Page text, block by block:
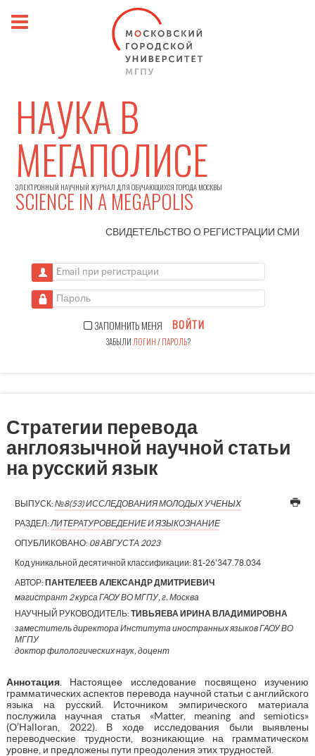
НАУКА В
МЕГАПОЛИСЕ
ЭЛЕКТРОННЫЙ НАУЧНЫЙ ЖУРНАЛ ДЛЯ ОБУЧАЮЩИХСЯ ГОРОДА МОСКВЫ
SCIENCE IN A MEGAPOLIS
СВИДЕТЕЛЬСТВО О РЕГИСТРАЦИИСМИ
Email при регистрации
Пароль
ЗАПОМНИТЬ МЕНЯ ВОЙТИ
ЗАБЫЛИ ЛОГИН/ПАРОЛЬ?
Стратегии перевода
англоязычной научной статьи
на русский язык
ВЫПУСК:№8(53) ИССЛЕДОВАНИЯ МОЛОДЫХ УЧЕНЫХ
РАЗДЕЛ:ЛИТЕРАТУРОВЕДЕНИЕ И ЯЗЫКОЗНАНИЕ
ОПУБЛИКОВАНО: 08 АВГУСТА 2023
Код уникальной десятичной классификации:81-26'347.78.034
АВТОР:ПАНТЕЛЕЕВ АЛЕКСАНДР ДМИТРИЕВИЧ
магистрант 2 курса ГАОУ ВО МГПУ, г. Москва
НАУЧНЫЙ РУКОВОДИТЕЛЬ:ТИВЬЯЕВА ИРИНА ВЛАДИМИРОВНА
заместитель директора Института иностранных языков ГАОУ ВО
МГПУ
доктор филологических наук, доцент
Аннотация. Настоящее исследование посвящено изучению
грамматических аспектов перевода научной статьи с английского
языка на русский. Источником эмпирического материала
послужила научная статья «Matter, meaning and semiotics»
(O’Halloran, 2022). В ходе исследования были выявлены
переводческие трудности, возникающие на грамматическом
уровне, и предложены пути преодоления этих трудностей.